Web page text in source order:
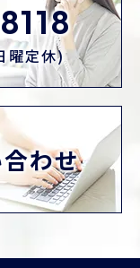
曜定休)
わせ